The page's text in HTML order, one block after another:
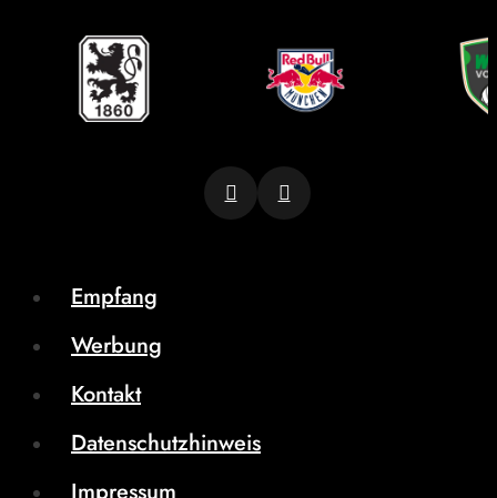
Empfang
Werbung
Kontakt
Datenschutzhinweis